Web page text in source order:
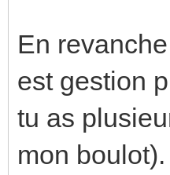
En
est gestion
tu as
mon boulot).